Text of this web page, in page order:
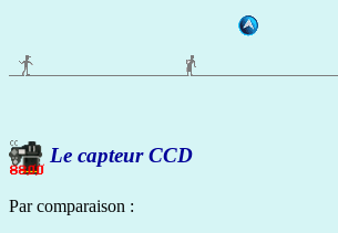
Le capteur CCD
Par comparaison :